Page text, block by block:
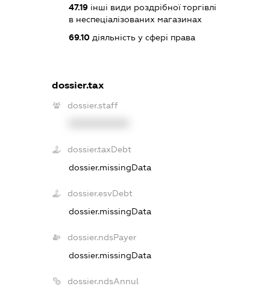
47.19інші види роздрібної торгівлі
в неспеціалізованих магазинах
69.10діяльність у сфері права
dossier.tax
dossier.staff
dossier.taxDebt
dossier.missingData
dossier.esvDebt
dossier.missingData
dossier.ndsPayer
dossier.missingData
dossier.ndsAnnul